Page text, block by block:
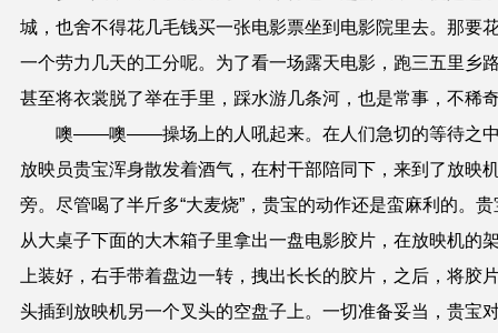
城，也舍不得花几毛钱买一张电影票坐到电影院里去。那要
一个劳力几天的工分呢。为了看一场露天电影，跑三五里乡
甚至将衣裳脱了举在手里，踩水游几条河，也是常事，不稀
噢——噢——操场上的人吼起来。在人们急切的等待之
放映员贵宝浑身散发着酒气，在村干部陪同下，来到了放映
旁。尽管喝了半斤多“大麦烧”，贵宝的动作还是蛮麻利的。贵
从大桌子下面的大木箱子里拿出一盘电影胶片，在放映机的
上装好，右手带着盘边一转，拽出长长的胶片，之后，将胶
头插到放映机另一个叉头的空盘子上。一切准备妥当，贵宝